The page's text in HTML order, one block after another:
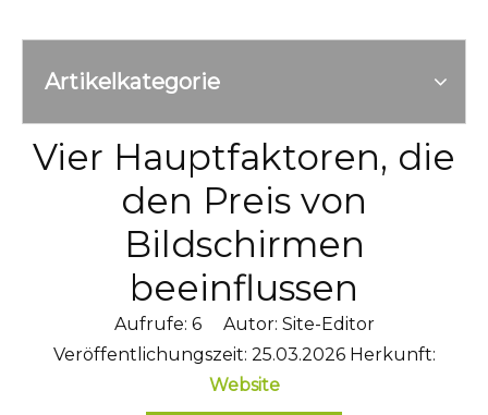
Artikelkategorie
Vier Hauptfaktoren, die
den Preis von
Bildschirmen
beeinflussen
Aufrufe: 6Autor: Site-Editor
Veröffentlichungszeit: 25.03.2026 Herkunft:
Website